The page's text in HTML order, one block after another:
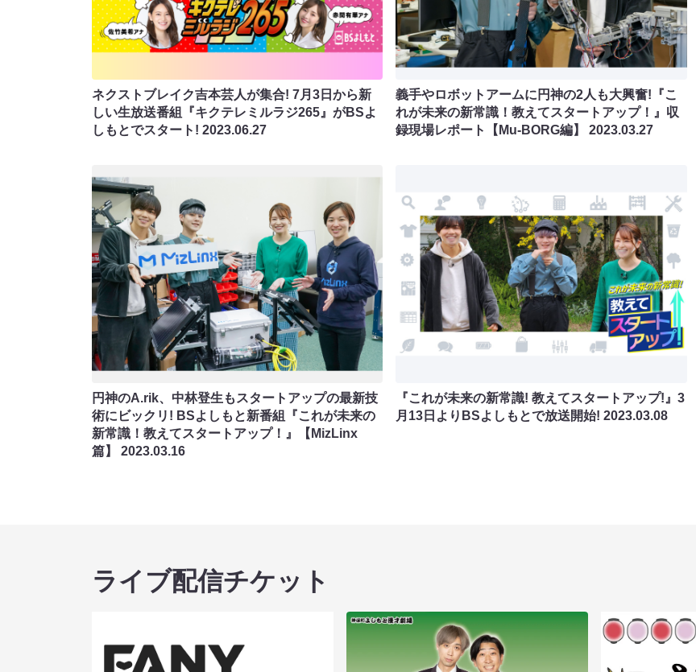
ネクストブレイク吉本芸人が集合! 7月3日から新
しい生放送番組『キクテレミルラジ265』がBSよ
しもとでスタート! 2023.06.27
義手やロボットアームに円神の2人も大興奮!『こ
れが未来の新常識！教えてスタートアップ！』収
録現場レポート【Mu-BORG編】2023.03.27
円神のA.rik、中林登生もスタートアップの最新技
術にビックリ! BSよしもと新番組『これが未来の
新常識！教えてスタートアップ！』【MizLinx
篇】 2023.03.16
『これが未来の新常識! 教えてスタートアップ!』3
月13日よりBSよしもとで放送開始!2023.03.08
ライブ配信チケット